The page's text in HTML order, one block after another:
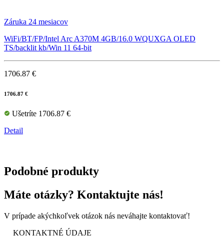
Záruka 24 mesiacov
WiFi/BT/FP/Intel Arc A370M 4GB/16.0 WQUXGA OLED
TS/backlit kb/Win 11 64-bit
1706.87 €
1706.87 €
Ušetríte 1706.87 €
Detail
Podobné produkty
Máte otázky? Kontaktujte nás!
V prípade akýchkoľvek otázok nás neváhajte kontaktovať!
KONTAKTNÉ ÚDAJE